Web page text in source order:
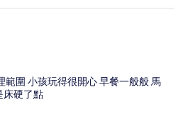
範圍 小孩玩得很開心 早餐一般般 馬
床硬了點